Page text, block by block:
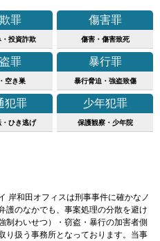
罪
投資詐欺
傷害罪
傷害・傷害致死
罪
空き巣
暴行罪
暴行脅迫・強盗致傷
犯罪
ひき逃げ
少年犯罪
保護観察・少年院
岸和田オフィスは刑事事件に確かなノ
護のなかでも、事案処理の分散を避け
制わいせつ）・窃盗・暴行の加害者側
り扱う事務所となっております。当事